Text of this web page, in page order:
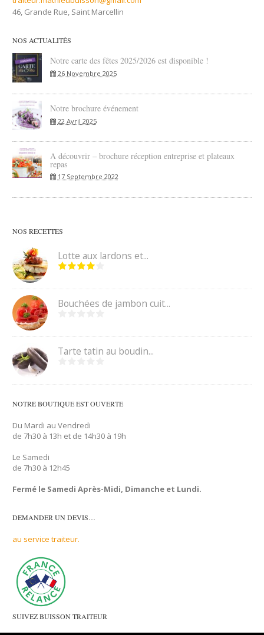
46, Grande Rue, Saint Marcellin
NOS ACTUALITÉS
Notre carte des fêtes 2025/2026 est disponible !
26 Novembre 2025
Notre brochure événement
22 Avril 2025
A découvrir – brochure réception entreprise et plateaux
repas
17 Septembre 2022
NOS RECETTES
Lotte aux lardons et...
Bouchées de jambon cuit...
Tarte tatin au boudin...
NOTRE BOUTIQUE EST OUVERTE
Du Mardi au Vendredi
de 7h30 à 13h et de 14h30 à 19h
Le Samedi
de 7h30 à 12h45
Fermé le Samedi Après-Midi, Dimanche et Lundi.
DEMANDER UN DEVIS…
au service traiteur.
SUIVEZ BUISSON TRAITEUR